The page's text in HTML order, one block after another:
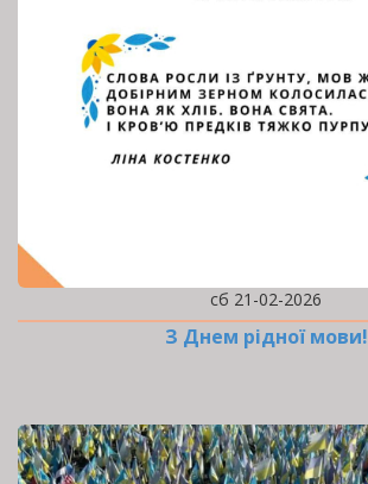
сб 21-02-2026
З Днем рідної мови!